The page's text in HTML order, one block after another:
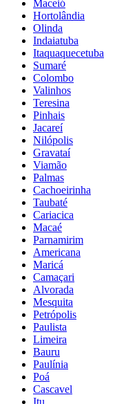
Maceió
Hortolândia
Olinda
Indaiatuba
Itaquaquecetuba
Sumaré
Colombo
Valinhos
Teresina
Pinhais
Jacareí
Nilópolis
Gravataí
Viamão
Palmas
Cachoeirinha
Taubaté
Cariacica
Macaé
Parnamirim
Americana
Maricá
Camaçari
Alvorada
Mesquita
Petrópolis
Paulista
Limeira
Bauru
Paulínia
Poá
Cascavel
Itu